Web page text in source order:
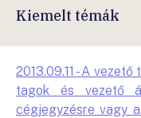
Kiemelt témák
2013.09.11 - A
tagok és vezető
cégjegyzésre vagy